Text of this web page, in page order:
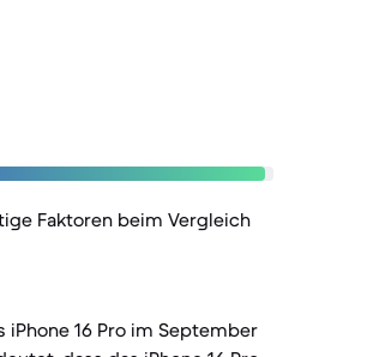
Faktoren beim Vergleich
16 Pro im September